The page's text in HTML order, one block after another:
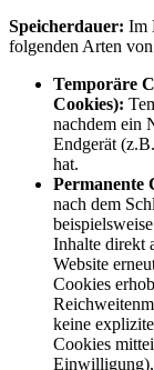
Speicherdauer: Im
folgenden Arten
Temporäre
Cookies):
nachdem ein
Endgerät
hat.
Permanente
nach dem
Inhalte direkt
Website
Cookies
keine
Cookies
Einwilligung),